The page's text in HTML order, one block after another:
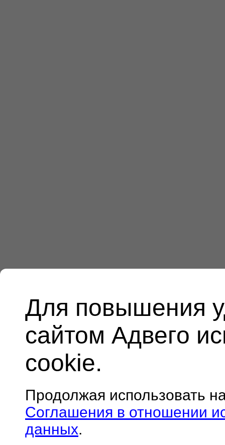
Для повышения
сайтом Адвего
cookie.
Продолжая использовать
Соглашения в отношении
данных.